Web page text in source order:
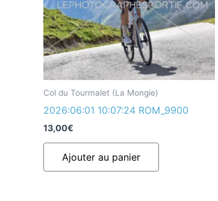
Col du Tourmalet (La Mongie)
2026:06:01 10:07:24 ROM_9900
13,00€
Ajouter au panier